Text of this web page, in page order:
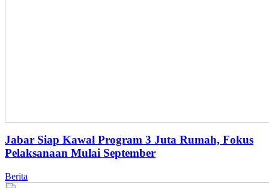
Jabar Siap Kawal Program 3 Juta Rumah, Fokus
Pelaksanaan Mulai September
Berita